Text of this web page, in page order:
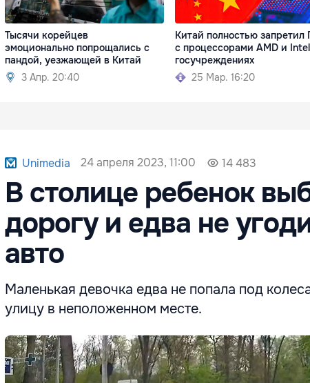
Тысячи корейцев
эмоционально попрощались с
пандой, уезжающей в Китай
3 Апр. 20:40
Китай полностью запретил
с процессорами AMD и
госучреждениях
25 Мар. 16:20
Unimedia 24 апреля 2023, 11:00 14 483
В столице ребенок
дорогу и едва не
авто
Маленькая девочка едва не попала под
улицу в неположенном месте.